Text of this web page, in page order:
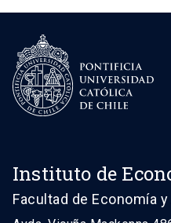
Instituto de
Facultad de Economía